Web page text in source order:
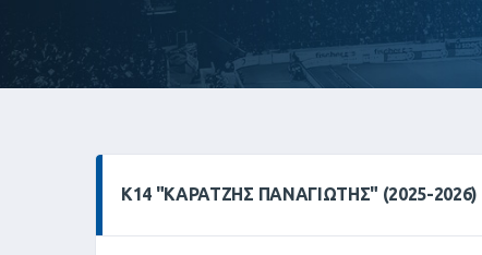
Κ14 "ΚΑΡΑΤΖΉΣ ΠΑΝΑΓΙΏΤΗΣ" (2025-2026)